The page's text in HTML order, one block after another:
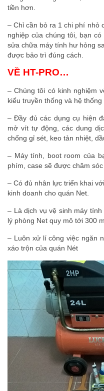
tiền hơn.
– Chỉ cần bỏ ra 1 chi phí nhỏ
nghiệp của chúng tôi, bạn
sửa chữa máy tính hư hỏng
được bảo trì đúng cách.
VỀ HT-PRO…
– Chúng tôi có kinh nghiệm
kiểu truyền thống và hệ thống
– Đầy đủ các dụng cụ hiện
mở vít tự động, các dung
chống gỉ sét, keo tản nhiệt,
– Máy tính, boot room của
phím, case sẽ được chăm sóc
– Có đủ nhân lực triển khai
kinh doanh cho quán Net.
– Là dịch vụ vệ sinh máy
lý phòng Net quy mô tới 300
– Luôn xử lí công việc ngăn
xáo trộn của quán Nét